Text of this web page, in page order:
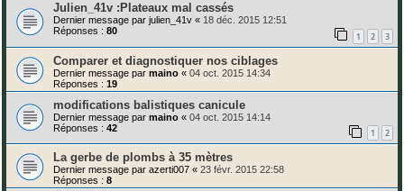
Julien_41v :Plateaux mal cassés
Dernier message par julien_41v « 18 déc. 2015 12:51
Réponses : 80 1 2 3
Comparer et diagnostiquer nos ciblages
Dernier message par maino « 04 oct. 2015 14:34
Réponses : 19
modifications balistiques canicule
Dernier message par maino « 04 oct. 2015 14:14
Réponses : 42 1 2
La gerbe de plombs à 35 mètres
Dernier message par azerti007 « 23 févr. 2015 22:58
Réponses : 8